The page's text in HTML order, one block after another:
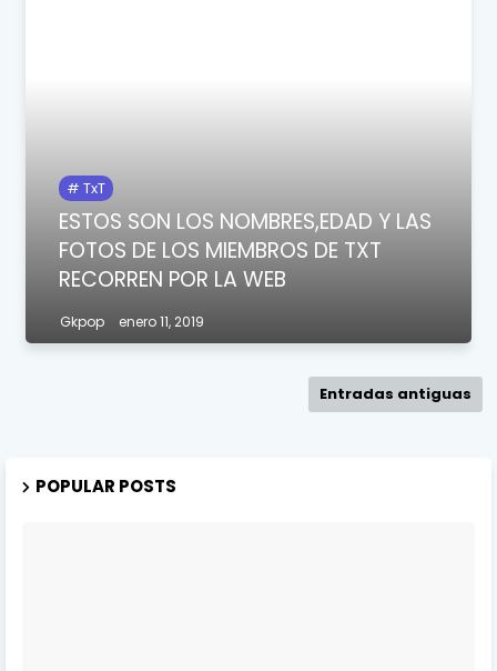
TxT
ESTOS SON LOS NOMBRES,EDAD Y LAS
FOTOS DE LOS MIEMBROS DE TXT
RECORREN POR LA WEB
Gkpop enero 11, 2019
Entradas antiguas
POPULAR POSTS